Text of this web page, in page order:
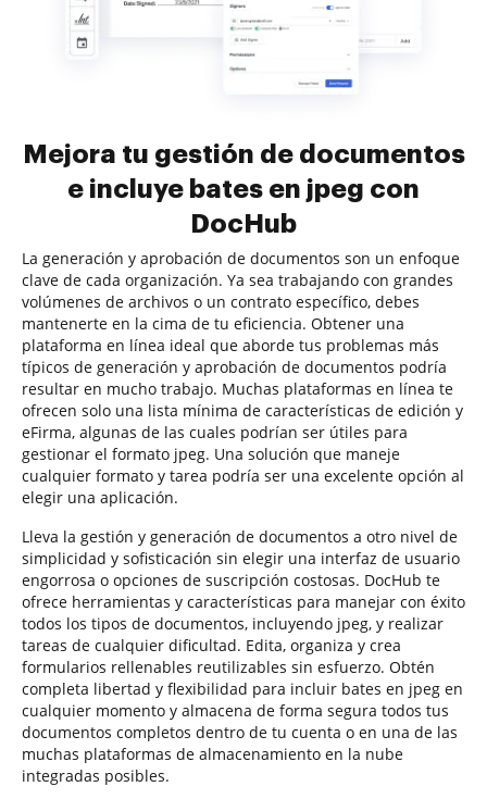
Mejora tu gestión de documentos
e incluye bates en jpeg con
DocHub
La generación y aprobación de documentos son un enfoque
clave de cada organización. Ya sea trabajando con grandes
volúmenes de archivos o un contrato específico, debes
mantenerte en la cima de tu eficiencia. Obtener una
plataforma en línea ideal que aborde tus problemas más
típicos de generación y aprobación de documentos podría
resultar en mucho trabajo. Muchas plataformas en línea te
ofrecen solo una lista mínima de características de edición y
eFirma, algunas de las cuales podrían ser útiles para
gestionar el formato jpeg. Una solución que maneje
cualquier formato y tarea podría ser una excelente opción al
elegir una aplicación.
Lleva la gestión y generación de documentos a otro nivel de
simplicidad y sofisticación sin elegir una interfaz de usuario
engorrosa o opciones de suscripción costosas. DocHub te
ofrece herramientas y características para manejar con éxito
todos los tipos de documentos, incluyendo jpeg, y realizar
tareas de cualquier dificultad. Edita, organiza y crea
formularios rellenables reutilizables sin esfuerzo. Obtén
completa libertad y flexibilidad para incluir bates en jpeg en
cualquier momento y almacena de forma segura todos tus
documentos completos dentro de tu cuenta o en una de las
muchas plataformas de almacenamiento en la nube
integradas posibles.